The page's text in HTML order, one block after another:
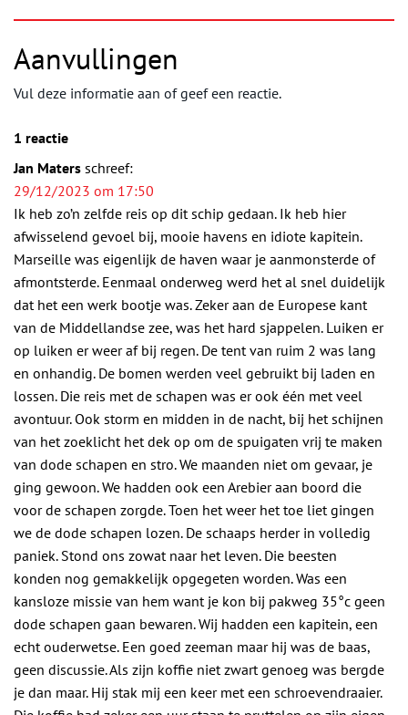
Aanvullingen
Vul deze informatie aan of geef een reactie.
1 reactie
Jan Maters schreef:
29/12/2023 om 17:50
Ik heb zo’n zelfde reis op dit schip gedaan. Ik heb hier
afwisselend gevoel bij, mooie havens en idiote kapitein.
Marseille was eigenlijk de haven waar je aanmonsterde of
afmontsterde. Eenmaal onderweg werd het al snel duidelijk
dat het een werk bootje was. Zeker aan de Europese kant
van de Middellandse zee, was het hard sjappelen. Luiken er
op luiken er weer af bij regen. De tent van ruim 2 was lang
en onhandig. De bomen werden veel gebruikt bij laden en
lossen. Die reis met de schapen was er ook één met veel
avontuur. Ook storm en midden in de nacht, bij het schijnen
van het zoeklicht het dek op om de spuigaten vrij te maken
van dode schapen en stro. We maanden niet om gevaar, je
ging gewoon. We hadden ook een Arebier aan boord die
voor de schapen zorgde. Toen het weer het toe liet gingen
we de dode schapen lozen. De schaaps herder in volledig
paniek. Stond ons zowat naar het leven. Die beesten
konden nog gemakkelijk opgegeten worden. Was een
kansloze missie van hem want je kon bij pakweg 35°c geen
dode schapen gaan bewaren. Wij hadden een kapitein, een
echt ouderwetse. Een goed zeeman maar hij was de baas,
geen discussie. Als zijn koffie niet zwart genoeg was bergde
je dan maar. Hij stak mij een keer met een schroevendraaier.